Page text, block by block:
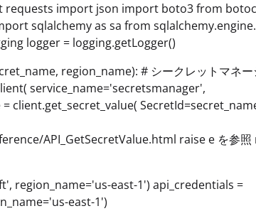
import json import boto3 from
sqlalchemy as sa from
logger = logging.getLogger()
region_name): # シークレットマネ
service_name='secretsmanager',
client.get_secret_value(
API_GetSecretValue.html raise e を参
region_name='us-east-1') api_credentials =
east-1')